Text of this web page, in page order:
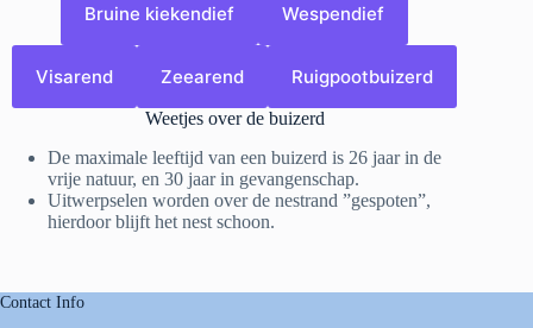
Bruine kiekendief Wespendief
Visarend Zeearend Ruigpootbuizerd
Weetjes over de buizerd
De maximale leeftijd van een buizerd is 26 jaar in de
vrije natuur, en 30 jaar in gevangenschap.
Uitwerpselen worden over de nestrand ”gespoten”,
hierdoor blijft het nest schoon.
Contact Info